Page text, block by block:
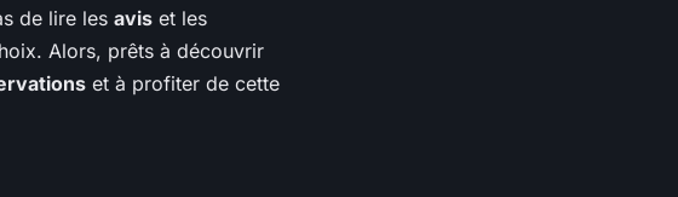
de lire les avis et les
Alors, prêts à découvrir
et à profiter de cette